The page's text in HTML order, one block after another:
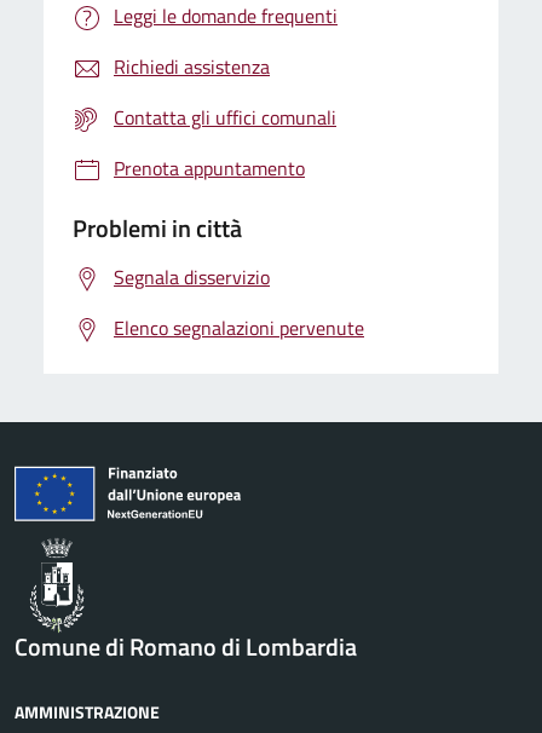
Leggi le domande frequenti
Richiedi assistenza
Contatta gli uffici comunali
Prenota appuntamento
Problemi in città
Segnala disservizio
Elenco segnalazioni pervenute
Comune di Romano di Lombardia
AMMINISTRAZIONE